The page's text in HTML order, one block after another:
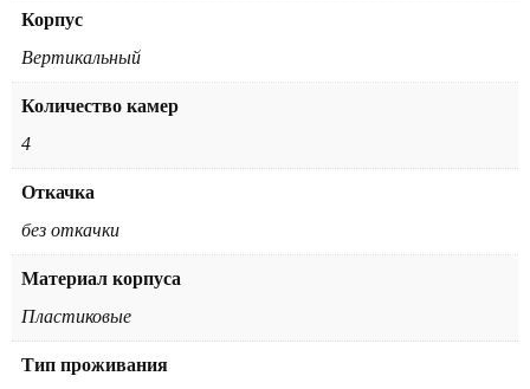
Корпус
Вертикальный
Количество камер
4
Откачка
без откачки
Материал корпуса
Пластиковые
Тип проживания